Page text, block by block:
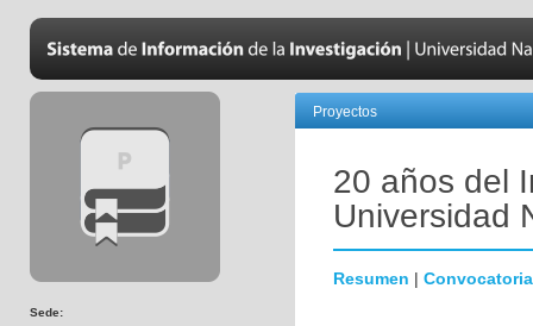
Sede:
Proyectos
20 años del
Universidad
Resumen | Convocatoria